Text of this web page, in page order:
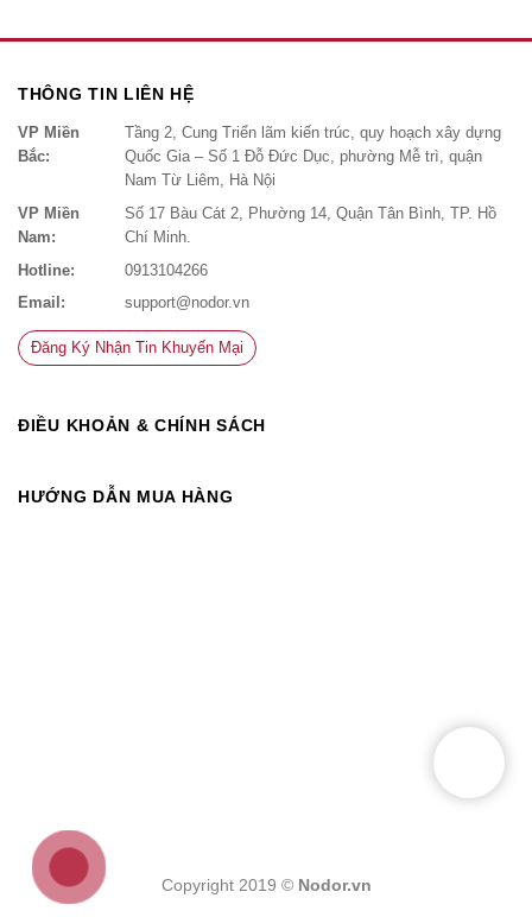
THÔNG TIN LIÊN HỆ
VP Miền
Bắc:
Tầng 2, Cung Triển lãm kiến trúc, quy hoạch xây dựng
Quốc Gia – Số 1 Đỗ Đức Dục, phường Mễ trì, quận
Nam Từ Liêm, Hà Nội
VP Miền
Nam:
Số 17 Bàu Cát 2, Phường 14, Quận Tân Bình, TP. Hồ
Chí Minh.
Hotline:
0913104266
Email:
support@nodor.vn
Đăng Ký Nhận Tin Khuyến Mại
ĐIỀU KHOẢN & CHÍNH SÁCH
HƯỚNG DẪN MUA HÀNG
Copyright 2019 © Nodor.vn